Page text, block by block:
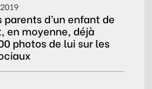
parents d’un enfant de
en moyenne, déjà
photos de lui sur les